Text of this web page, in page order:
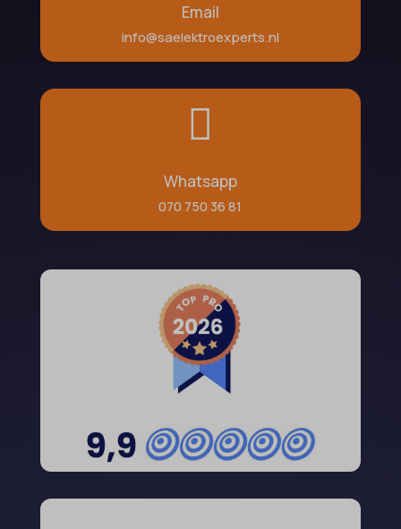
Email
info@saelektroexperts.nl

Whatsapp
070 750 36 81